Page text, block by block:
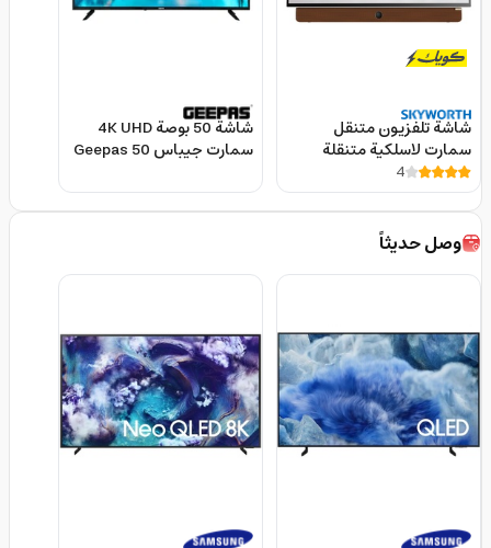
شاشة تلفزيون متنقل
سمارت لاسلكية متنقلة
Skyworth Portable Smart
Google TV
4
شاشة 50 بوصة 4K UHD
سمارت جيباس Geepas 50
Smart Tv With Remote
Control
وصل حديثاً